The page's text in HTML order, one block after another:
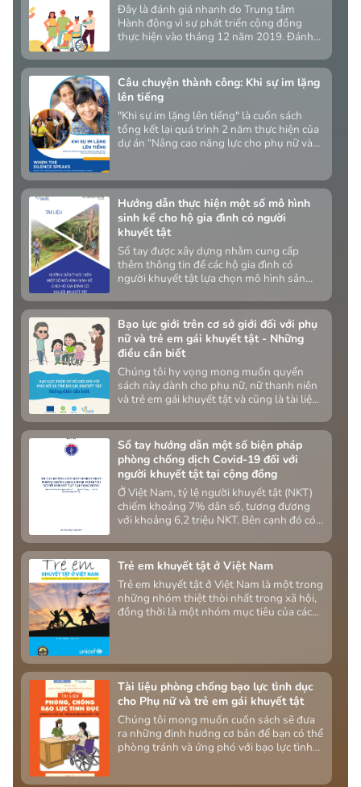
Đây là đánh giá nhanh do Trung tâm
Hành động vì sự phát triển cộng đồng
thực hiện vào tháng 12 năm 2019. Đánh
sánh về sự kỳ thị, phân biệt đối xử cũng
như thay đổi nhận thức của cộng đồng và
chính bản thân người khuyết tật đã thay
đổi thế nào sau 10 năm.
Câu chuyện thành công: Khi sự im lặng
lên tiếng
"Khi sự im lặng lên tiếng" là cuốn sách
tổng kết lại quá trình 2 năm thực hiện của
dự án “Nâng cao năng lực cho phụ nữ và
Hướng dẫn thực hiện một số mô hình
sinh kế cho hộ gia đình có người
khuyết tật
Sổ tay được xây dựng nhằm cung cấp
thêm thông tin để các hộ gia đình có
người khuyết tật lựa chọn mô hình sản
Bạo lực giới trên cơ sở giới đối với phụ
nữ và trẻ em gái khuyết tật - Những
điều cần biết
Chúng tôi hy vọng mong muốn quyển
sách này dành cho phụ nữ, nữ thanh niên
và trẻ em gái khuyết tật và cũng là tài liệu
tâm đến vấn đề bạo lực giới đối với phụ nữ
và trẻ em gái khuyết tật.
Sổ tay hướng dẫn một số biện pháp
phòng chống dịch Covid-19 đối với
người khuyết tật tại cộng đồng
Ở Việt Nam, tỷ lệ người khuyết tật (NKT)
chiếm khoảng 7% dân số, tương đương
với khoảng 6,2 triệu NKT. Bên cạnh đó có
triệu người sống chung trong hộ gia đình
có NKT. Hơn 80% NKT sống tại cộng
đồng. Tỷ lệ này dự kiến sẽ tăng lên cùng
với xu hướng già hóa dân số, gia tăng mắc
bệnh không lây nhiễm, tai nạn và thảm
họa. NKT thường có sức đề kháng giảm,
biệt đối với nhóm NKT có mức độ khuyết
tật nặng hoặc đặc biệt nặng. Vì vậy, việc
phòng chống Covid-19 đối với NKT là rất
quan trọng.
Trẻ em khuyết tật ở Việt Nam
Trẻ em khuyết tật ở Việt Nam là một trong
những nhóm thiệt thòi nhất trong xã hội,
đồng thời là một nhóm mục tiêu của các
thực hiện các chính sách này, xem xét điều
chỉnh hoặc xây dựng chính sách mới phù
hợp
Tài liệu phòng chống bạo lực tình dục
cho Phụ nữ và trẻ em gái khuyết tật
Chúng tôi mong muốn cuốn sách sẽ đưa
ra những định hướng cơ bản để bạn có thể
phòng tránh và ứng phó với bạo lực tình